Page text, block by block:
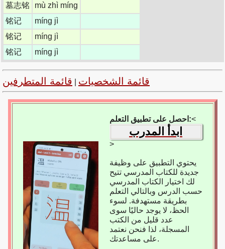
墓志铭
mù zhì míng
铭记
míng jì
铭记
míng jì
铭记
míng jì
قائمة الشخصيات قائمة المتطرفين
احصل على تطبيق التعلم:<
ابدأ المدرب
>
يحتوي التطبيق على وظيفة
جديدة للكتاب المدرسي تتيح
لك اختيار الكتاب المدرسي
حسب الدرس وبالتالي التعلم
بطريقة مستهدفة. لسوء
الحظ، لا يوجد حاليًا سوى
عدد قليل من الكتب
المسجلة، لذا فنحن نعتمد
على مساعدتك.